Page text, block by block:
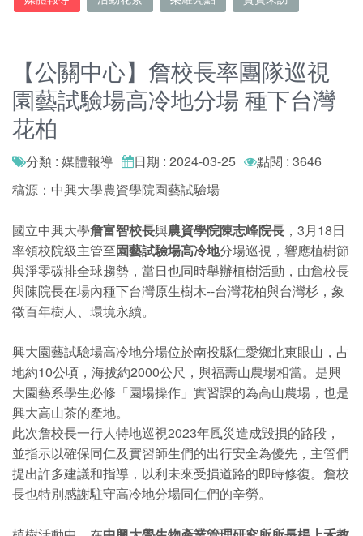
【公關中心】詹校長率團隊巡視
園藝試驗場高冷地分場 種下台灣
花柏
分類 : 媒體報導 日期 : 2024-03-25
點閱 : 3646
稿源：中興大學農資學院園藝試驗場
國立中興大學詹富智校長與農資學院陳志峰院長 ，3月18日
率領校院級主管至園藝試驗場高冷地分場巡視，響應植樹節
與淨零碳排全球趨勢，當日也同時舉辦植樹活動，由詹校長
與陳院長在場內種下台灣原生樹木--台灣花柏與台灣杉，象
徵百年樹人、環境永續。
興大園藝試驗場高冷地分場位於南投縣仁愛鄉北東眼山，占
地約10公頃，海拔約2000公尺，與福壽山農場相當。是興
大園藝系學生必修「園場操作」實習課的為高山農場，也是
興大高山茶的產地。
此次詹校長一行人特地巡視2023年風災造成毀損的路段，
並指示以確保同仁及實習師生們的出行安全為優先，主管們
提出許多建議和指導，以利未來受損道路的即時修復。詹校
長也特別感謝駐守高冷地分場同仁們的辛勞。